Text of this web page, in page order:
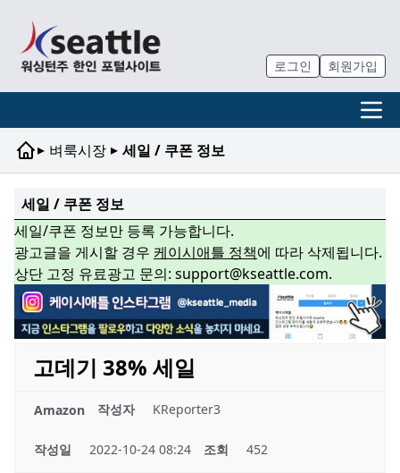
로그인 회원가입
▸ 벼룩시장 ▸ 세일 / 쿠폰 정보
세일 / 쿠폰 정보
세일/쿠폰 정보만 등록 가능합니다.
광고글을 게시할 경우 케이시애틀 정책에 따라 삭제됩니다.
상단 고정 유료광고 문의: support@kseattle.com.
고데기 38% 세일
Amazon 작성자 KReporter3
작성일 2022-10-24 08:24 조회 452